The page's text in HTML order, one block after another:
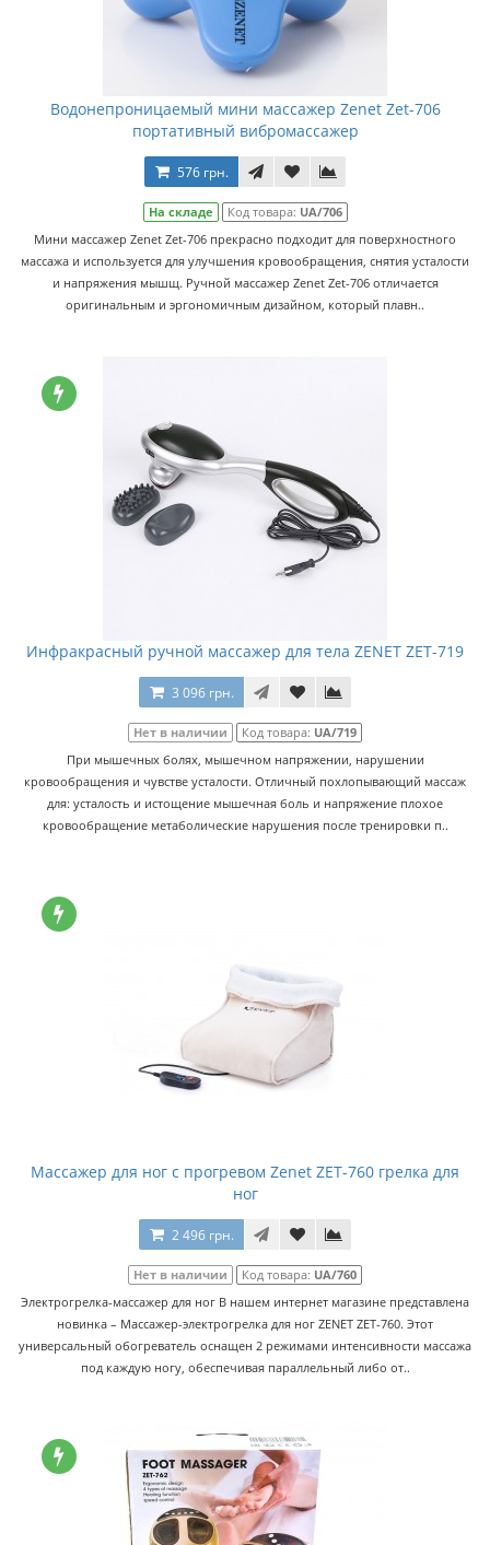
Водонепроницаемый мини массажер Zenet Zet-706
портативный вибромассажер
576 грн.
На складе Код товара: UA/706
Мини массажер Zenet Zet-706 прекрасно подходит для поверхностного
массажа и используется для улучшения кровообращения, снятия усталости
и напряжения мышщ. Ручной массажер Zenet Zet-706 отличается
оригинальным и эргономичным дизайном, который плавн..
Инфракрасный ручной массажер для тела ZENET ZET-719
3 096 грн.
Нет в наличии Код товара: UA/719
При мышечных болях, мышечном напряжении, нарушении
кровообращения и чувстве усталости. Отличный похлопывающий массаж
для: усталость и истощение мышечная боль и напряжение плохое
кровообращение метаболические нарушения после тренировки п..
Массажер для ног с прогревом Zenet ZET-760 грелка для
ног
2 496 грн.
Нет в наличии Код товара: UA/760
Электрогрелка-массажер для ног В нашем интернет магазине представлена
новинка – Массажер-электрогрелка для ног ZENET ZET-760. Этот
универсальный обогреватель оснащен 2 режимами интенсивности массажа
под каждую ногу, обеспечивая параллельный либо от..